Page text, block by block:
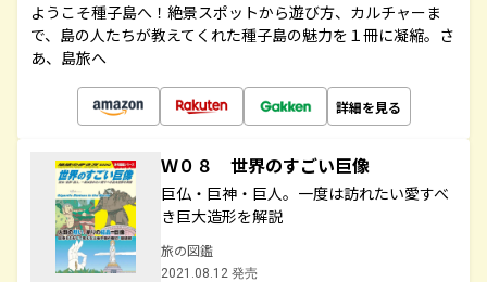
ようこそ種子島へ！絶景スポットから遊び方、カルチャーま
で、島の人たちが教えてくれた種子島の魅力を１冊に凝縮。さ
あ、島旅へ
詳細を見る
Ｗ０８ 世界のすごい巨像
巨仏・巨神・巨人。一度は訪れたい愛すべ
き巨大造形を解説
旅の図鑑
2021.08.12 発売